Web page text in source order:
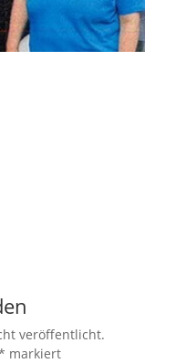
veröffentlicht.
markiert